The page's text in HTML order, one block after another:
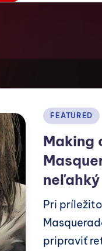
FEATURED
Making
neľahký
Pri
pripraviť